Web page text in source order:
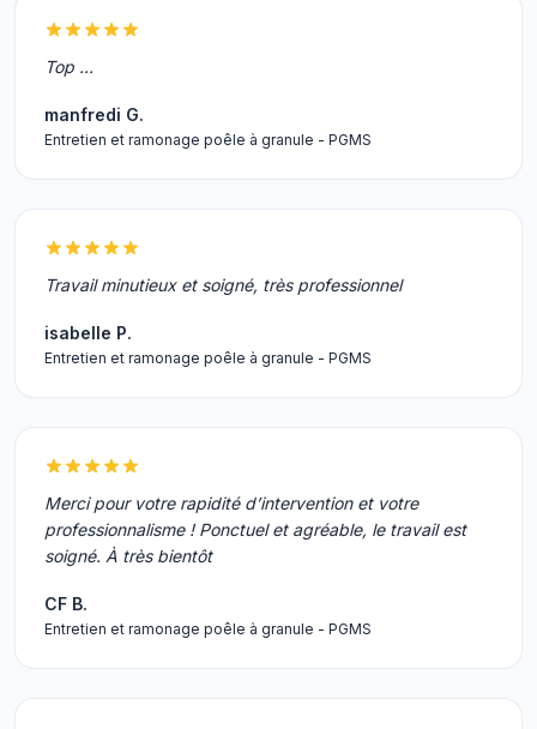
Top ...
manfredi G.
Entretien et ramonage poêle à granule - PGMS
Travail minutieux et soigné, très professionnel
isabelle P.
Entretien et ramonage poêle à granule - PGMS
Merci pour votre rapidité d’intervention et votre
professionnalisme ! Ponctuel et agréable, le travail est
soigné. À très bientôt
CF B.
Entretien et ramonage poêle à granule - PGMS